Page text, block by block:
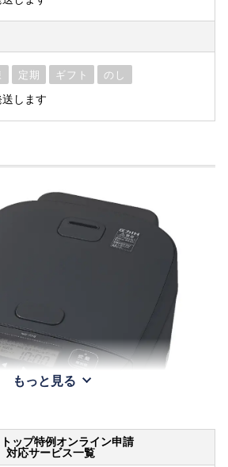
定期 ギフト のし
します
もっと見る
ップ特例オンライン申請
対応サービス一覧